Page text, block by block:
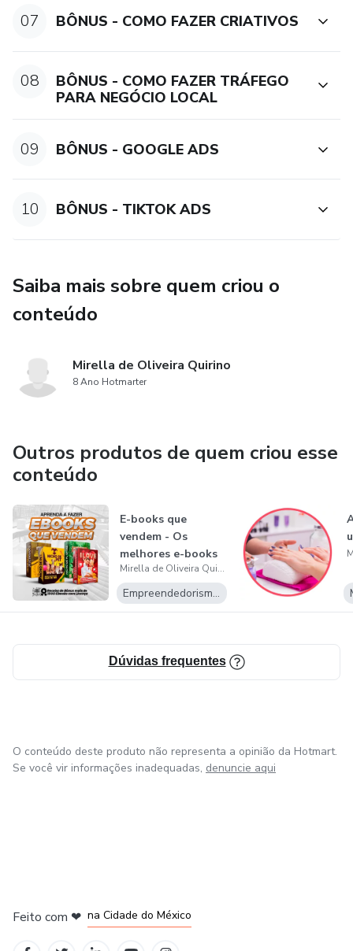
07 BÔNUS - COMO FAZER CRIATIVOS
08
BÔNUS - COMO FAZER TRÁFEGO
PARA NEGÓCIO LOCAL
09 BÔNUS - GOOGLE ADS
10 BÔNUS - TIKTOK ADS
Saiba mais sobre quem criou o
conteúdo
Mirella de Oliveira Quirino
8 Ano Hotmarter
Outros produtos de quem criou esse
conteúdo
E-books que
vendem - Os
melhores e-books
do mercado!
Mirella de Oliveira Quirino
Empreendedorismo Digital
Dúvidas frequentes
O conteúdo deste produto não representa a opinião da Hotmart.
Se você vir informações inadequadas, denuncie aqui
Feito com ❤ na Cidade do México